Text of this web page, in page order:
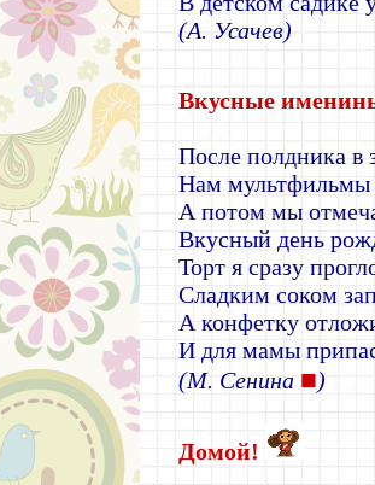
(А. Усачев)
Вкусные
После полдника в
Нам мультфильмы
А потом мы
Вкусный день
Торт я сразу
Сладким соком
А конфетку
И для мамы
(М. Сенина ■)
Домой!